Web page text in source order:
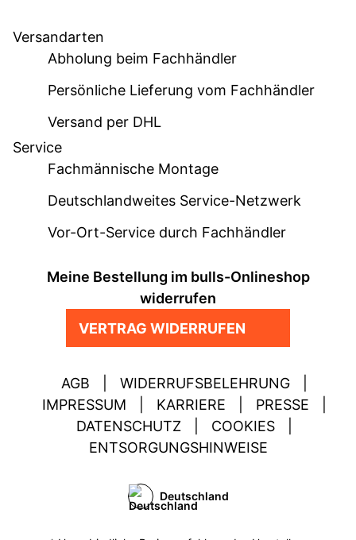
Versandarten
Abholung beim Fachhändler
Persönliche Lieferung vom Fachhändler
Versand per DHL
Service
Fachmännische Montage
Deutschlandweites Service-Netzwerk
Vor-Ort-Service durch Fachhändler
Meine Bestellung im bulls-Onlineshop
widerrufen
VERTRAG WIDERRUFEN
AGB WIDERRUFSBELEHRUNG
IMPRESSUM
KARRIERE PRESSE
DATENSCHUTZ
COOKIES
ENTSORGUNGSHINWEISE
Deutschland